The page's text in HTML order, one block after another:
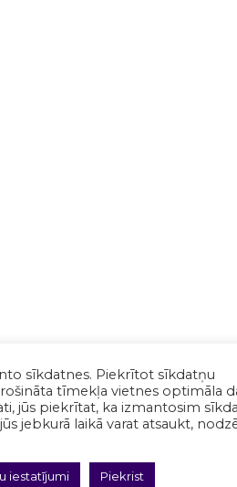
sīkdatnes. Piekrītot sīkdatņu
tīmekļa vietnes optimāla
jūs piekrītat, ka izmantosim
jebkurā laikā varat atsaukt,
iestatījumi Piekrist